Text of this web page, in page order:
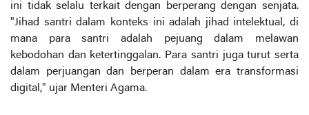
ini tidak selalu terkait dengan berperang dengan senjata.
"Jihad santri dalam konteks ini adalah jihad intelektual, di
mana para santri adalah pejuang dalam melawan
kebodohan dan ketertinggalan. Para santri juga turut serta
dalam perjuangan dan berperan dalam era transformasi
digital," ujar Menteri Agama.